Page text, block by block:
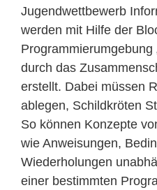
Jugendwettbewerb
werden mit Hilfe der
Programmierumgebung
durch das
erstellt. Dabei müssen
ablegen, Schildkröten
So können Konzepte
wie Anweisungen,
Wiederholungen
einer bestimmten